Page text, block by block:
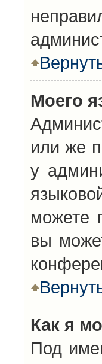
Моего
или же
у
можете
вы
Как я
Под